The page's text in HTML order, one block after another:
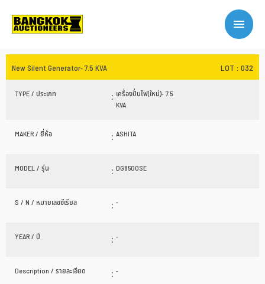
New Silent Generator- 7.5 KVA LOT : 032
TYPE / ประเภท : เครื่องปั่นไฟ(ใหม่)- 7.5
KVA
MAKER / ยี่ห้อ : ASHITA
MODEL / รุ่น : DG8500SE
S / N / หมายเลขซีเรียล : -
YEAR / ปี : -
Description / รายละเอียด : -